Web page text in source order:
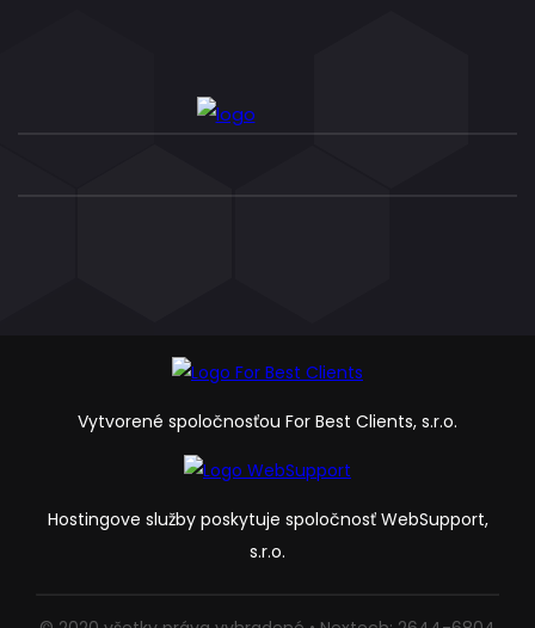
Vytvorené spoločnosťou For Best Clients, s.r.o.
Hostingove služby poskytuje spoločnosť WebSupport,
s.r.o.